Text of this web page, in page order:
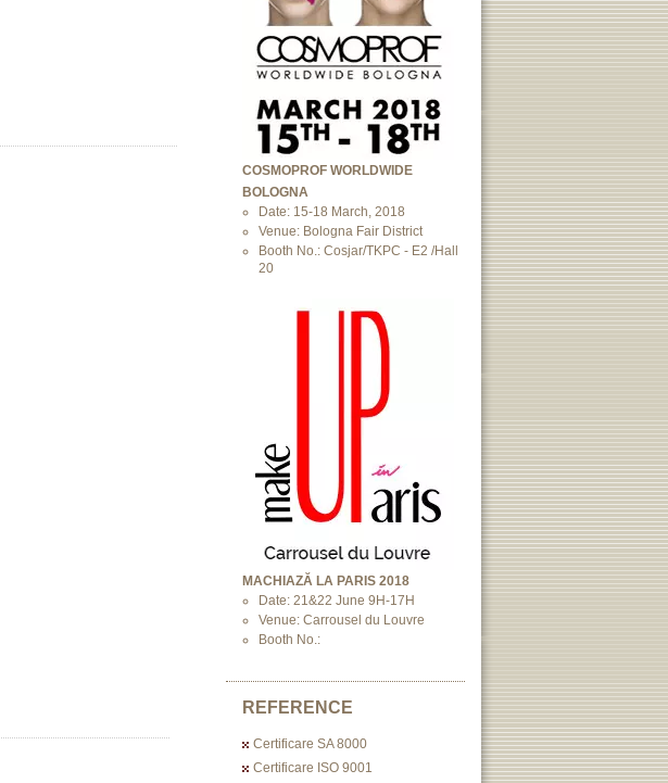
COSMOPROF WORLDWIDE
BOLOGNA
Date: 15-18 March, 2018
Venue: Bologna Fair District
Booth No.: Cosjar/TKPC - E2 /Hall
20
MACHIAZĂ LA PARIS 2018
Date: 21&22 June 9H-17H
Venue: Carrousel du Louvre
Booth No.:
REFERENCE
Certificare SA 8000
Certificare ISO 9001